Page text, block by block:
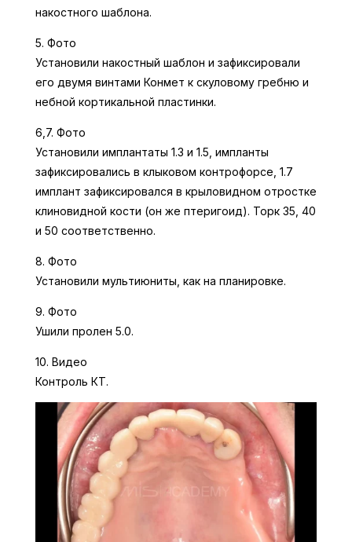
накостного шаблона.
5. Фото
Установили накостный шаблон и зафиксировали
его двумя винтами Конмет к скуловому гребню и
небной кортикальной пластинки.
6,7. Фото
Установили имплантаты 1.3 и 1.5, импланты
зафиксировались в клыковом контрофорсе, 1.7
имплант зафиксировался в крыловидном отростке
клиновидной кости (он же птеригоид). Торк 35, 40
и 50 соответственно.
8. Фото
Установили мультиюниты, как на планировке.
9. Фото
Ушили пролен 5.0.
10. Видео
Контроль КТ.